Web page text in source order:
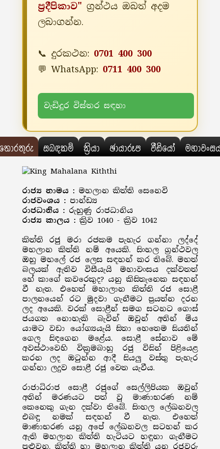
ප්‍රදීපිකාව" ග්‍රන්ථය ඔබත් අදම
ලබාගන්න.
📞 දුරකථන: 0701 400 300
💬 WhatsApp: 0711 400 300
වැඩිදුර විස්තර සඳහා
සබඳකම් ක්‍රියා ඡායාරූප වීඩියෝ
රාජ්‍ය නාමය : මහලාන කිත්ති සෙනෙවි
රාජවංශය : පාන්ඩ්‍ය
රාජධානිය : රුහුණු රාජධානිය
රාජ්‍ය කාලය : ක්‍රිව 1040 - ක්‍රිව 1042
කිත්ති රජු මරා රජකම පැහැර ගන්නා ලද්දේ
මහලාන කිත්ති නම් අයෙකි. සිංහල ග්‍රන්ථවල
ඔහු මහලේ රජ ලෙස සඳහන් කර තිබේ. මහත්
බලයක් ඇතිව විසීයැයි මහාවංසය දක්වතත්
හේ කාගේ කවරෙකුද? යනු කිසිතැනෙක සඳහන්
වී නැත. එහෙත් මහාලාන කිත්ති රජ සොළී
පාලනයෙන් රට මුදවා ගැනීමට ප්‍රයත්න දරන
ලද අයෙකි. වරක් සොළීන් සමග සටනට ගොස්
ජයගත නොහැකි බැවින් ඔවුන් අතින් මිය
යාමට වඩා යෝග්‍යයැයි සිතා හෙතෙම සියතින්
ගෙල සිඳගෙන මළේය. සොළී සේනාව මේ
අවස්ථාවෙහි වික්‍රමබාහු රජු විසින් පිළියෙළ
කරන ලද ඔටුන්න ආදී සියලු වස්තු පැහැර
ගන්නා ලදුව සොළී රජු වෙත යැවීය.
රාජාධිරාජ සොළී රජුගේ සෙල්ලිපියක ඔවුන්
අතින් මරණයට පත් වූ මාණාභරණ නම්
කෙනෙකු ගැන දක්වා තිබේ. සිංහල ලේඛනවල
එබඳු නමක් සඳහන් වී නැත. එහෙත්
මාණාභරණ යනු අපේ ලේඛනවල සටහන් කර
ඇති මහලාන කිත්ති හැටියට හඳුනා ගැනීමට
පුළුවන. කිත්ති හා මහලාන කිත්ති යන රජවරු